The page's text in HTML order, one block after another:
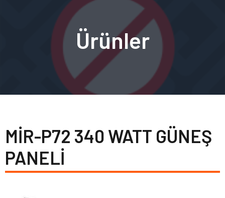
Ürünler
MİR-P72 340 WATT GÜNEŞ
PANELİ